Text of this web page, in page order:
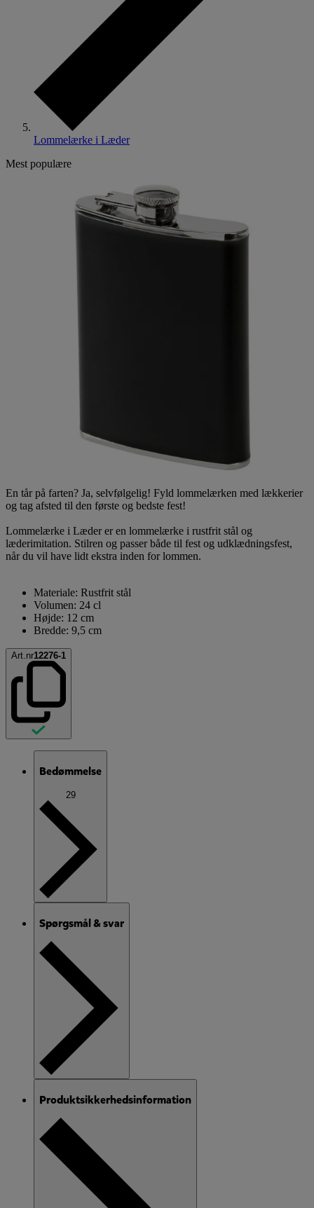
Lommelærke i Læder
Mest populære
En tår på farten? Ja, selvfølgelig! Fyld lommelærken med lækkerier
og tag afsted til den første og bedste fest!
Lommelærke i Læder er en lommelærke i rustfrit stål og
læderimitation. Stilren og passer både til fest og udklædningsfest,
når du vil have lidt ekstra inden for lommen.
Materiale: Rustfrit stål
Volumen: 24 cl
Højde: 12 cm
Bredde: 9,5 cm
Art.nr12276-1
Bedømmelse
29
Spørgsmål & svar
Produktsikkerhedsinformation